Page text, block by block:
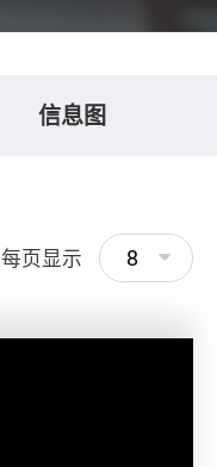
信息图
每页显示 8